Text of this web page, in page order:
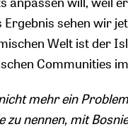
Ergebnis sehen wir
Welt ist der
Communities
mehr ein
zu nennen, mit